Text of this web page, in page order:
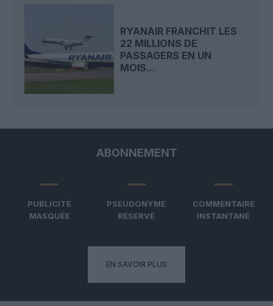
RYANAIR FRANCHIT LES
22 MILLIONS DE
PASSAGERS EN UN
MOIS...
ABONNEMENT
PUBLICITÉ
MASQUÉE
PSEUDONYME
RÉSERVÉ
COMMENTAIRE
INSTANTANÉ
EN SAVOIR PLUS